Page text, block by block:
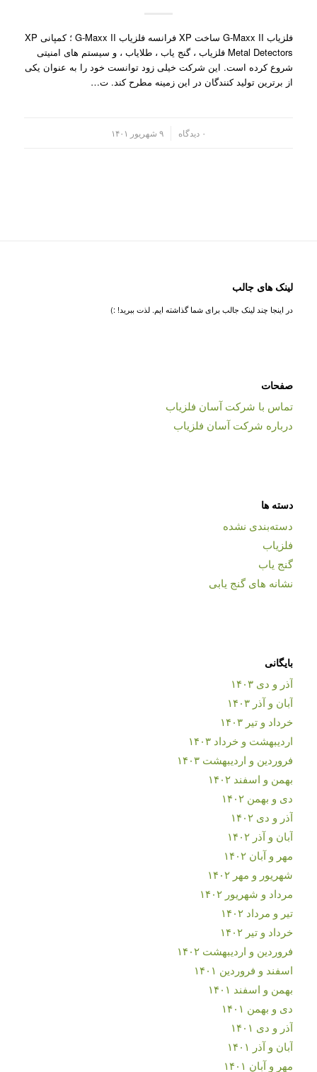
فلزیاب G-Maxx II ساخت XP فرانسه فلزیاب G-Maxx II ؛ کمپانی XP
Metal Detectors فلزیاب ، گنج یاب ، طلایاب ، و سیستم های امنیتی
شروع کرده است. این شرکت خیلی زود توانست خود را به عنوان یکی
از برترین تولید کنندگان در این زمینه مطرح کند. ت…
۰ دیدگاه ۹ شهریور ۱۴۰۱
لینک های جالب
در اینجا چند لینک جالب برای شما گذاشته ایم. لذت ببرید! :)
صفحات
تماس با شرکت آسان فلزیاب
درباره شرکت آسان فلزیاب
دسته ها
دسته‌بندی نشده
فلزیاب
گنج یاب
نشانه های گنج یابی
بایگانی
آذر و دی ۱۴۰۳
آبان و آذر ۱۴۰۳
خرداد و تیر ۱۴۰۳
اردیبهشت و خرداد ۱۴۰۳
فروردین و اردیبهشت ۱۴۰۳
بهمن و اسفند ۱۴۰۲
دی و بهمن ۱۴۰۲
آذر و دی ۱۴۰۲
آبان و آذر ۱۴۰۲
مهر و آبان ۱۴۰۲
شهریور و مهر ۱۴۰۲
مرداد و شهریور ۱۴۰۲
تیر و مرداد ۱۴۰۲
خرداد و تیر ۱۴۰۲
فروردین و اردیبهشت ۱۴۰۲
اسفند و فروردین ۱۴۰۱
بهمن و اسفند ۱۴۰۱
دی و بهمن ۱۴۰۱
آذر و دی ۱۴۰۱
آبان و آذر ۱۴۰۱
مهر و آبان ۱۴۰۱